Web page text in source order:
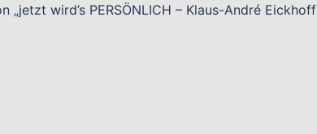
wird’s PERSÖNLICH – Klaus-André Eickhoff